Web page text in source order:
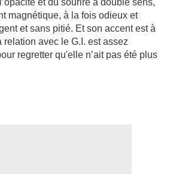
magnétique, à la fois odieux et
et sans pitié. Et son accent est à
relation avec le G.I. est assez
regretter qu'elle n’ait pas été plus